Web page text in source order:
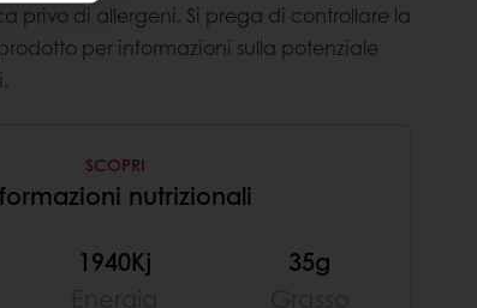
privo di allergeni. Si prega di controllare la
per informazioni sulla potenziale
SCOPRI
nutrizionali
1940Kj
35g